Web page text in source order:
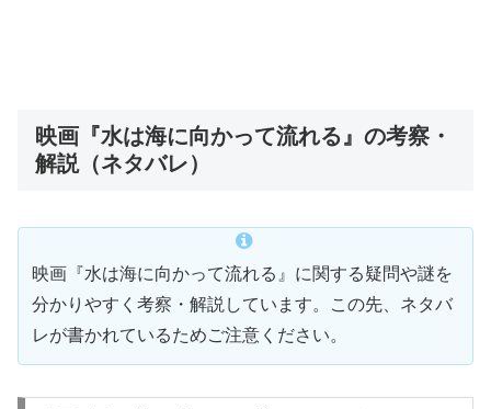
映画『水は海に向かって流れる』の考察・
解説（ネタバレ）
映画『水は海に向かって流れる』に関する疑問や謎を
分かりやすく考察・解説しています。この先、ネタバ
レが書かれているためご注意ください。